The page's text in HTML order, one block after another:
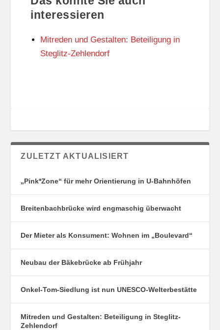
T
U
N
S
O
O
R
N
interessieren
Mitreden und Gestalten: Beteiligung in
Steglitz-Zehlendorf
ZULETZT AKTUALISIERT
„Pink*Zone“ für mehr Orientierung in U-Bahnhöfen
Breitenbachbrücke wird engmaschig überwacht
Der Mieter als Konsument: Wohnen im „Boulevard“
Neubau der Bäkebrücke ab Frühjahr
Onkel-Tom-Siedlung ist nun UNESCO-Welterbestätte
Mitreden und Gestalten: Beteiligung in Steglitz-
Zehlendorf